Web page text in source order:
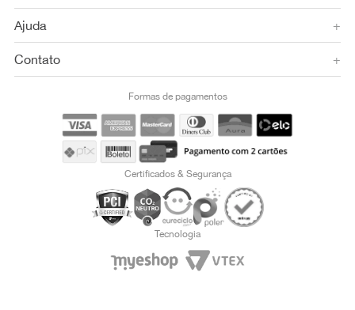
Ajuda +
Contato +
Formas de pagamentos
Certificados & Segurança
Tecnologia